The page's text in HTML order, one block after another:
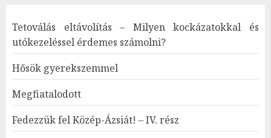
Tetoválás eltávolítás – Milyen kockázatokkal és
utókezeléssel érdemes számolni?
Hősök gyerekszemmel
Megfiatalodott
Fedezzük fel Közép-Ázsiát! – IV. rész